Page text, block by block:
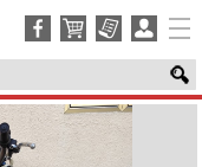
facebookcarrelloordini login